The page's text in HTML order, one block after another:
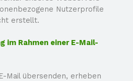
Nutzerprofile
erstellt.
im Rahmen einer E-Mail-
Mail übersenden, erheben